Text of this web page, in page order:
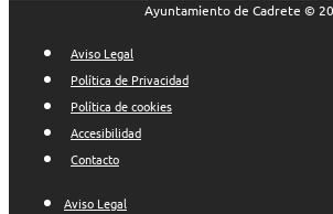
Ayuntamiento de Cadrete ©
Aviso Legal
Política de Privacidad
Política de cookies
Accesibilidad
Contacto
Aviso Legal